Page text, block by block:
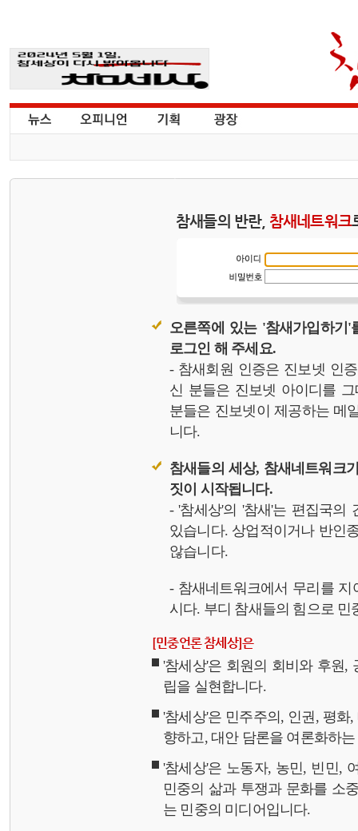
참새들의 반란, 참새네트워크
오른쪽에 있는 '참새가입하기
로그인 해 주세요.
- 참새회원 인증은 진보넷 인
신 분들은 진보넷 아이디를
분들은 진보넷이 제공하는 메
니다.
참새들의 세상, 참새네트워크
짓이 시작됩니다.
- '참세상'의 '참새'는 편집국의
있습니다. 상업적이거나 반인
않습니다.
- 참새네트워크에서 무리를
시다. 부디 참새들의 힘으로 민
[민중언론 참세상]은
'참세상'은 회원의 회비와 후원,
립을 실현합니다.
'참세상'은 민주주의, 인권, 평
향하고, 대안 담론을 여론화하
'참세상'은 노동자, 농민, 빈민,
민중의 삶과 투쟁과 문화를 소
는 민중의 미디어입니다.